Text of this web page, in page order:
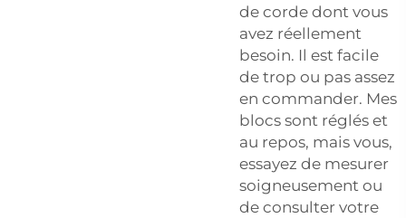
de corde dont vous
avez réellement
besoin. Il est facile
de trop ou pas assez
en commander. Mes
blocs sont réglés et
au repos, mais vous,
essayez de mesurer
soigneusement ou
de consulter votre